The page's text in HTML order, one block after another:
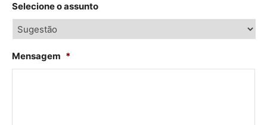
Selecione o assunto
Mensagem *